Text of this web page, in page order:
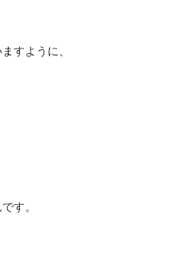
すように、
す。